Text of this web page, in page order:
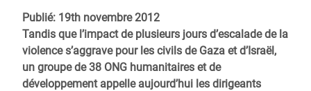
Publié: 19th novembre 2012
Tandis que l’impact de plusieurs jours d’escalade de la
violence s’aggrave pour les civils de Gaza et d’Israël,
un groupe de 38 ONG humanitaires et de
développement appelle aujourd’hui les dirigeants